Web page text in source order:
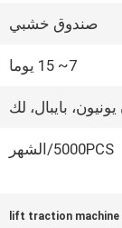
صندوق خشبي
7~ 15 يوما
بايبال، لك
5000PCS/الشهر
lift traction machine